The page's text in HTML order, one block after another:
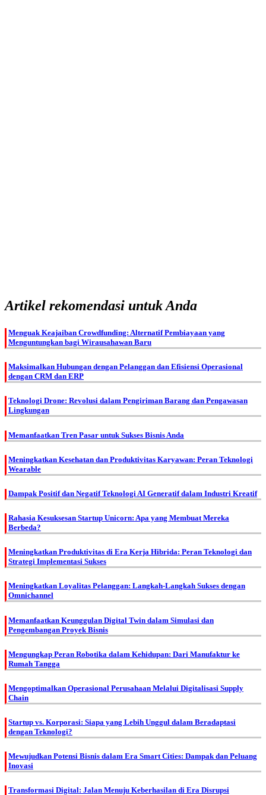
Artikel rekomendasi untuk Anda
Menguak Keajaiban Crowdfunding: Alternatif Pembiayaan yang
Menguntungkan bagi Wirausahawan Baru
Maksimalkan Hubungan dengan Pelanggan dan Efisiensi Operasional
dengan CRM dan ERP
Teknologi Drone: Revolusi dalam Pengiriman Barang dan Pengawasan
Lingkungan
Memanfaatkan Tren Pasar untuk Sukses Bisnis Anda
Meningkatkan Kesehatan dan Produktivitas Karyawan: Peran Teknologi
Wearable
Dampak Positif dan Negatif Teknologi AI Generatif dalam Industri Kreatif
Rahasia Kesuksesan Startup Unicorn: Apa yang Membuat Mereka
Berbeda?
Meningkatkan Produktivitas di Era Kerja Hibrida: Peran Teknologi dan
Strategi Implementasi Sukses
Meningkatkan Loyalitas Pelanggan: Langkah-Langkah Sukses dengan
Omnichannel
Memanfaatkan Keunggulan Digital Twin dalam Simulasi dan
Pengembangan Proyek Bisnis
Mengungkap Peran Robotika dalam Kehidupan: Dari Manufaktur ke
Rumah Tangga
Mengoptimalkan Operasional Perusahaan Melalui Digitalisasi Supply
Chain
Startup vs. Korporasi: Siapa yang Lebih Unggul dalam Beradaptasi
dengan Teknologi?
Mewujudkan Potensi Bisnis dalam Era Smart Cities: Dampak dan Peluang
Inovasi
Transformasi Digital: Jalan Menuju Keberhasilan di Era Disrupsi